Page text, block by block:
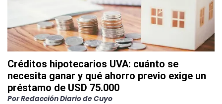
Créditos hipotecarios UVA: cuánto se
necesita ganar y qué ahorro previo exige un
préstamo de USD 75.000
PorRedacción Diario de Cuyo